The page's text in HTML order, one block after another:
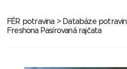
FÉR potravina > Databáze potravin
Freshona Pasírovaná rajčata